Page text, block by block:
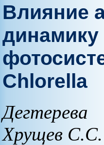
Влияние
динамику
Chlorella
Хрущев С.С.